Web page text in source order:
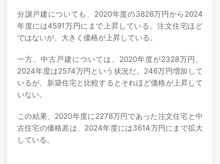
分譲戸建についても、2020年度の3826万円から2024
年度には4591万円にまで上昇している。注文住宅ほど
ではないが、大きく価格が上昇している。
一方、中古戸建については、2020年度が2328万円、
2024年度は2574万円という状況だ。246万円増加して
いるが、新築住宅と比較するとそれほど価格が上昇して
いない。
この結果、2020年度に2278万円であった注文住宅と中
古住宅の価格差は、2024年度には3614万円にまで拡大
している。